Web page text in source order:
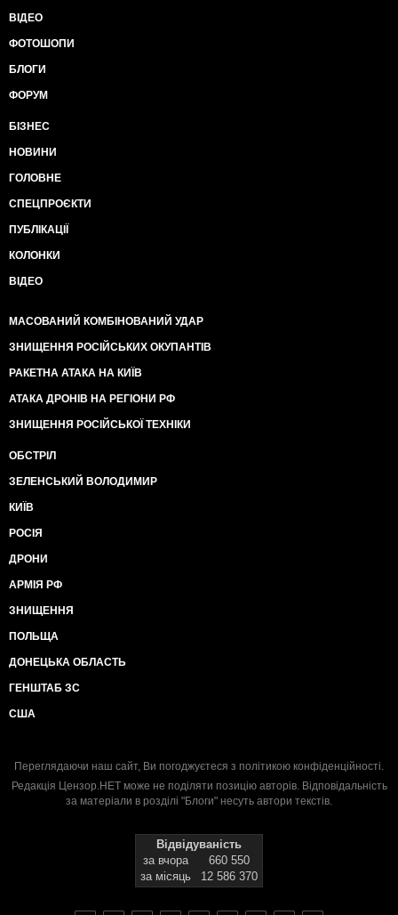
ВІДЕО
ФОТОШОПИ
БЛОГИ
ФОРУМ
БІЗНЕС
НОВИНИ
ГОЛОВНЕ
СПЕЦПРОЄКТИ
ПУБЛІКАЦІЇ
КОЛОНКИ
ВІДЕО
МАСОВАНИЙ КОМБІНОВАНИЙ УДАР
ЗНИЩЕННЯ РОСІЙСЬКИХ ОКУПАНТІВ
РАКЕТНА АТАКА НА КИЇВ
АТАКА ДРОНІВ НА РЕГІОНИ РФ
ЗНИЩЕННЯ РОСІЙСЬКОЇ ТЕХНІКИ
ОБСТРІЛ
ЗЕЛЕНСЬКИЙ ВОЛОДИМИР
КИЇВ
РОСІЯ
ДРОНИ
АРМІЯ РФ
ЗНИЩЕННЯ
ПОЛЬЩА
ДОНЕЦЬКА ОБЛАСТЬ
ГЕНШТАБ ЗС
США
Переглядаючи наш сайт, Ви погоджуєтеся з політикою конфіденційності.
Редакція Цензор.НЕТ може не поділяти позицію авторів. Відповідальність
за матеріали в розділі "Блоги" несуть автори текстів.
Відвідуваність
за вчора
660 550
за місяць
12 586 370